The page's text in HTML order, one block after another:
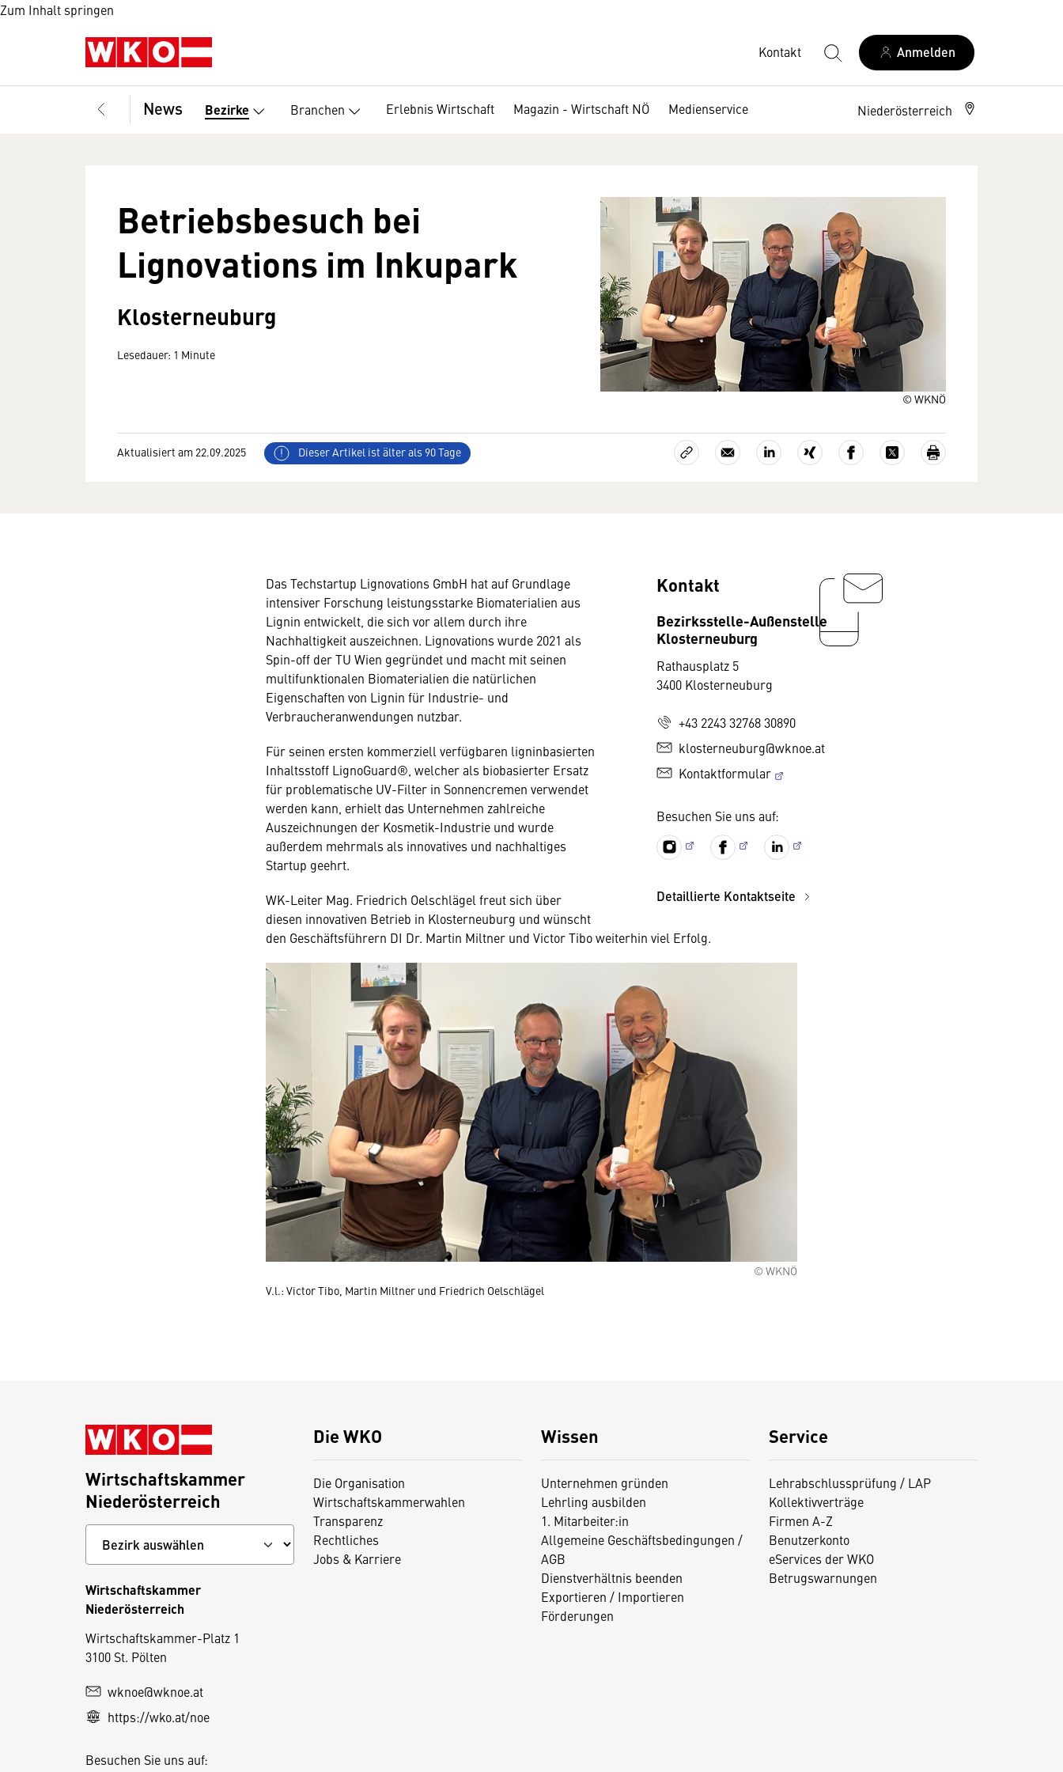
Zum Inhalt springen
Kontakt Anmelden
News Bezirke Branchen Erlebnis Wirtschaft Magazin - Wirtschaft NÖ Medienservice Niederösterreich
© WKNÖ
Betriebsbesuch bei
Lignovations im Inkupark
Klosterneuburg
Lesedauer: 1 Minute
Aktualisiert am 22.09.2025 Dieser Artikel ist älter als 90 Tage
Kontakt
Bezirksstelle-Außenstelle
Klosterneuburg
Rathausplatz 5
3400 Klosterneuburg
+43 2243 32768 30890
klosterneuburg@wknoe.at
Kontaktformular
Besuchen Sie uns auf:
Detaillierte Kontaktseite
Das Techstartup Lignovations GmbH hat auf Grundlage
intensiver Forschung leistungsstarke Biomaterialien aus
Lignin entwickelt, die sich vor allem durch ihre
Nachhaltigkeit auszeichnen. Lignovations wurde 2021 als
Spin-off der TU Wien gegründet und macht mit seinen
multifunktionalen Biomaterialien die natürlichen
Eigenschaften von Lignin für Industrie- und
Verbraucheranwendungen nutzbar.
Für seinen ersten kommerziell verfügbaren ligninbasierten
Inhaltsstoff LignoGuard®, welcher als biobasierter Ersatz
für problematische UV-Filter in Sonnencremen verwendet
werden kann, erhielt das Unternehmen zahlreiche
Auszeichnungen der Kosmetik-Industrie und wurde
außerdem mehrmals als innovatives und nachhaltiges
Startup geehrt.
WK-Leiter Mag. Friedrich Oelschlägel freut sich über
diesen innovativen Betrieb in Klosterneuburg und wünscht
den Geschäftsführern DI Dr. Martin Miltner und Victor Tibo weiterhin viel Erfolg.
© WKNÖ
V.l.: Victor Tibo, Martin Miltner und Friedrich Oelschlägel
Die WKO
Die Organisation
Wirtschaftskammerwahlen
Transparenz
Rechtliches
Jobs & Karriere
Wissen
Unternehmen gründen
Lehrling ausbilden
1. Mitarbeiter:in
Allgemeine Geschäftsbedingungen /
AGB
Dienstverhältnis beenden
Exportieren / Importieren
Förderungen
Service
Lehrabschlussprüfung / LAP
Kollektivverträge
Firmen A-Z
Benutzerkonto
eServices der WKO
Betrugswarnungen
Wirtschaftskammer
Niederösterreich
Wirtschaftskammer
Niederösterreich
Wirtschaftskammer-Platz 1
3100 St. Pölten
wknoe@wknoe.at
https://wko.at/noe
Besuchen Sie uns auf: